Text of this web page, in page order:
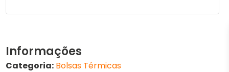
Informações
Categoria: Bolsas Térmicas